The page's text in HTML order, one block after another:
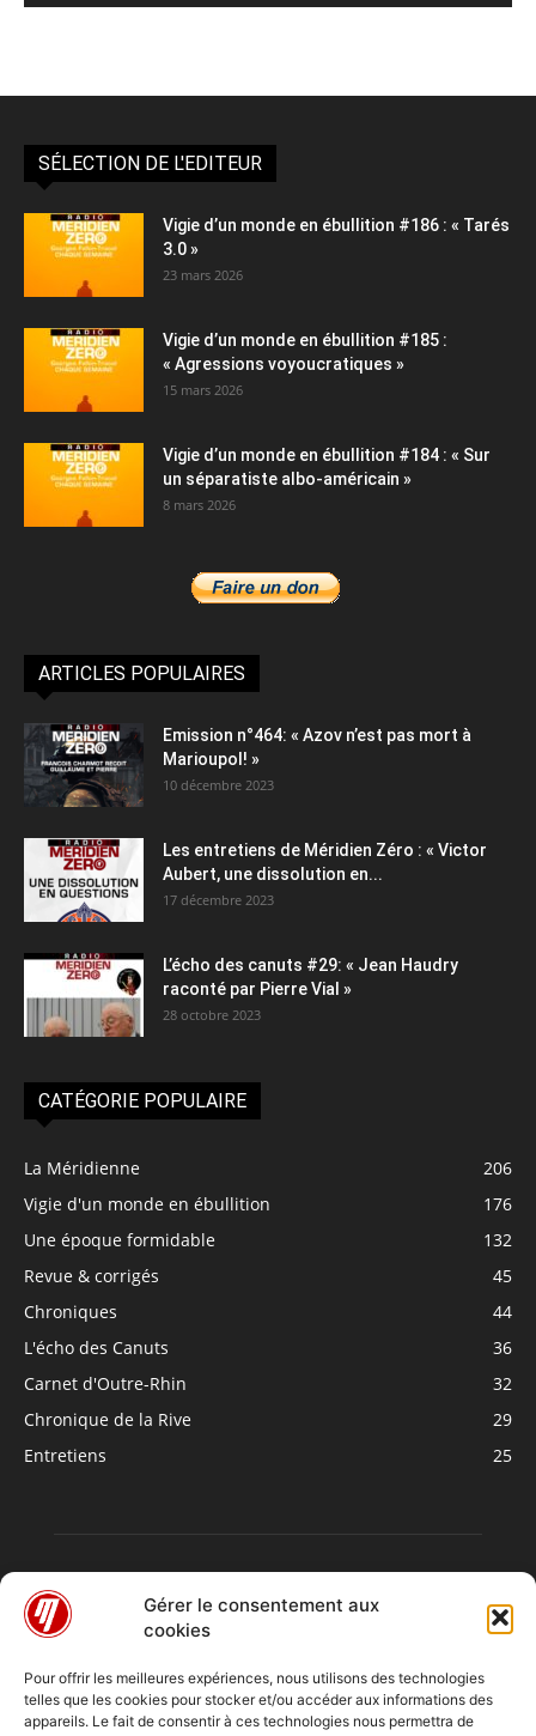
Gérer le consentement aux
cookies
Pour offrir les meilleures expériences, nous utilisons des technologies
telles que les cookies pour stocker et/ou accéder aux informations des
appareils. Le fait de consentir à ces technologies nous permettra de
SÉLECTION DE L'EDITEUR
Vigie d’un monde en ébullition #186 : « Tarés
3.0 »
23 mars 2026
Vigie d’un monde en ébullition #185 :
« Agressions voyoucratiques »
15 mars 2026
Vigie d’un monde en ébullition #184 : « Sur
un séparatiste albo-américain »
8 mars 2026
ARTICLES POPULAIRES
Emission n°464: « Azov n’est pas mort à
Marioupol! »
10 décembre 2023
Les entretiens de Méridien Zéro : « Victor
Aubert, une dissolution en...
17 décembre 2023
L’écho des canuts #29: « Jean Haudry
raconté par Pierre Vial »
28 octobre 2023
CATÉGORIE POPULAIRE
La Méridienne
206
Vigie d'un monde en ébullition
176
Une époque formidable
132
Revue & corrigés
45
Chroniques
44
L'écho des Canuts
36
Carnet d'Outre-Rhin
32
Chronique de la Rive
29
Entretiens
25
À PROPOS